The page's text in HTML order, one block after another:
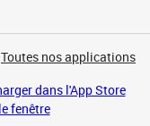
Toutes nos applications